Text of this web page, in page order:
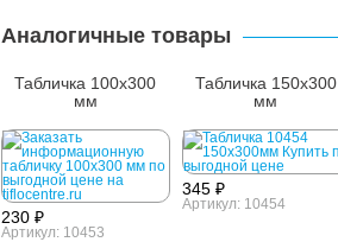
Кол-во изделий в
упаковке:
Аналогичные товары
Табличка 100x300
мм
230 ₽
Артикул: 10453
Табличка 150x300
мм
345 ₽
Артикул: 10454